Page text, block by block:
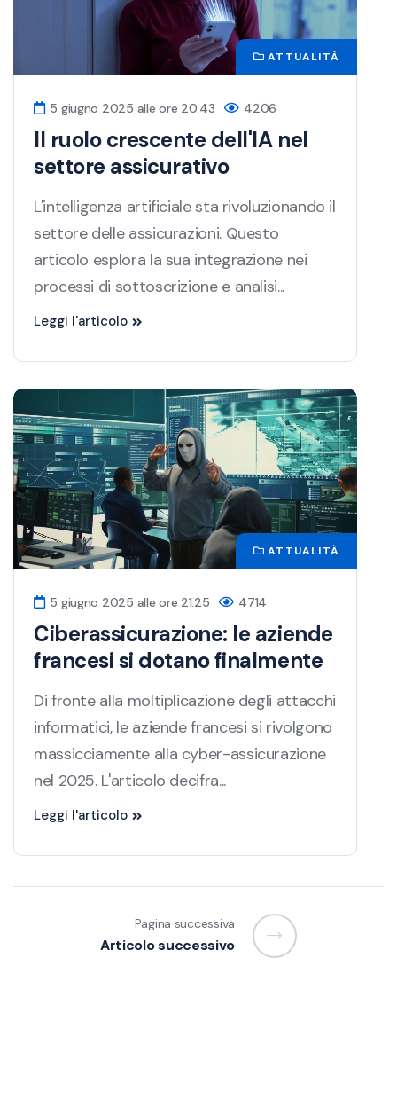
ATTUALITÀ
5 giugno 2025 alle ore 20:43 4206
Il ruolo crescente dell'IA nel
settore assicurativo
L'intelligenza artificiale sta rivoluzionando il
settore delle assicurazioni. Questo
articolo esplora la sua integrazione nei
processi di sottoscrizione e analisi...
Leggi l'articolo
ATTUALITÀ
5 giugno 2025 alle ore 21:25 4714
Ciberassicurazione: le aziende
francesi si dotano finalmente
Di fronte alla moltiplicazione degli attacchi
informatici, le aziende francesi si rivolgono
massicciamente alla cyber-assicurazione
nel 2025. L'articolo decifra...
Leggi l'articolo
Pagina successiva
Articolo successivo